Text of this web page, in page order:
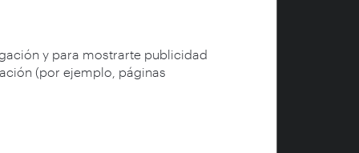
y para mostrarte publicidad
(por ejemplo, páginas